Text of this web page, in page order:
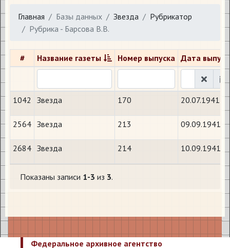
Главная Базы данных Звезда
Рубрикатор
Рубрика - Барсова В.В.
# Название газеты Номер выпуска Дата
1042 Звезда 170 20.07.1941
2564 Звезда 213 09.09.1941
2684 Звезда 214 10.09.1941
Показаны записи 1-3 из 3.
Федеральное архивное агентство